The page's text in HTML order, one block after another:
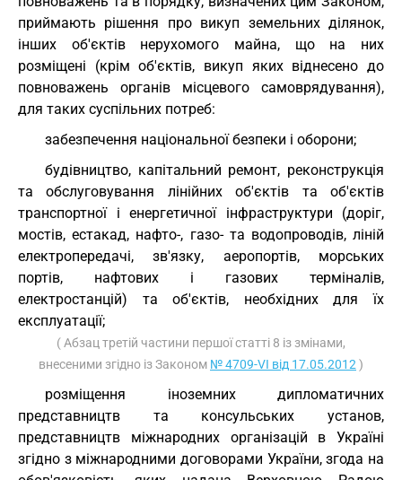
приймають рішення про викуп земельних ділянок,
інших об'єктів нерухомого майна, що на них
розміщені (крім об'єктів, викуп яких віднесено до
повноважень органів місцевого самоврядування),
для таких суспільних потреб:
забезпечення національної безпеки і оборони;
будівництво, капітальний ремонт, реконструкція
та обслуговування лінійних об'єктів та об'єктів
транспортної і енергетичної інфраструктури (доріг,
мостів, естакад, нафто-, газо- та водопроводів, ліній
електропередачі, зв'язку, аеропортів, морських
портів, нафтових і газових терміналів,
електростанцій) та об'єктів, необхідних для їх
експлуатації;
( Абзац третій частини першої статті 8 із змінами,
внесеними згідно із Законом № 4709-VI від 17.05.2012 )
розміщення іноземних дипломатичних
представництв та консульських установ,
представництв міжнародних організацій в Україні
згідно з міжнародними договорами України, згода на